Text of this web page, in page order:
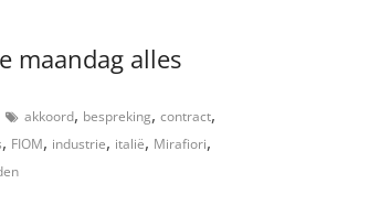
maandag alles
akkoord, bespreking, contract,
, FIOM, industrie, italië, Mirafiori,